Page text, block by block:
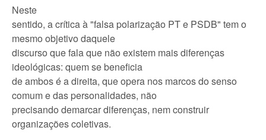
Neste
sentido, a crítica à "falsa polarização PT e PSDB" tem o
mesmo objetivo daquele
discurso que fala que não existem mais diferenças
ideológicas: quem se beneficia
de ambos é a direita, que opera nos marcos do senso
comum e das personalidades, não
precisando demarcar diferenças, nem construir
organizações coletivas.